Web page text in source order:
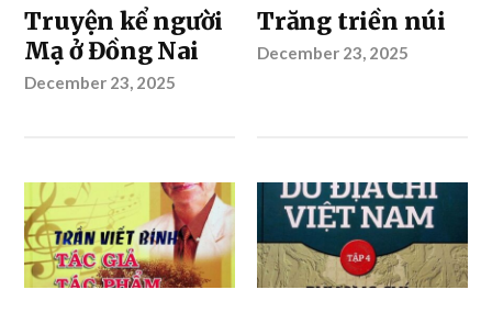
Truyện kể người
Mạ ở Đồng Nai
December 23, 2025
Trăng triền núi
December 23, 2025